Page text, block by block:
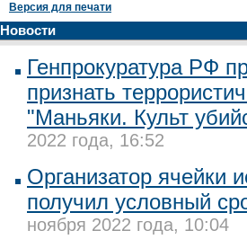
Версия для печати
Новости
Генпрокуратура РФ
признать
"Маньяки. Культ
2022 года, 16:52
Организатор ячейки
получил условный
ноября 2022 года, 10:04